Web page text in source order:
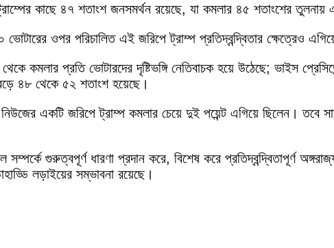
কাছে ৪৭ শতাংশ জনসমর্থন রয়েছে, যা কমলার ৪৫ শতাংশের
ওপর পরিচালিত এই জরিপে ট্রাম্প প্রতিদ্বন্দ্বিতার ক্ষেত্রেও
কমলার প্রতি ভোটারদের দৃষ্টিভঙ্গি নেতিবাচক হয়ে উঠেছে; ভাইস
৪৮ থেকে ৫২ শতাংশ হয়েছে।
একটি জরিপে ট্রাম্প কমলার চেয়ে দুই পয়েন্ট এগিয়ে ছিলেন।
গুরুত্বপূর্ণ ধারণা প্রদান করে, বিশেষ করে প্রতিদ্বন্দ্বিতাপূর্ণ
লড়াইয়ের সম্ভাবনা রয়েছে।